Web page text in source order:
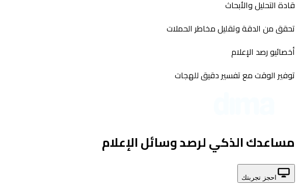
قادة التحليل والأبحاث
تحقق من الدقة وتقليل مخاطر الحملات
أخصائيو رصد الإعلام
توفير الوقت مع تفسير دقيق للهجات
مساعدك الذكي لرصد وسائل الإعلام
احجز تجربتك